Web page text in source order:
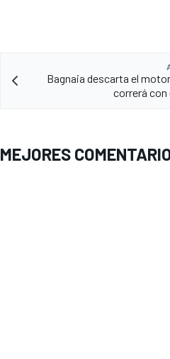
Bagnaia descarta el
correrá con
MEJORES